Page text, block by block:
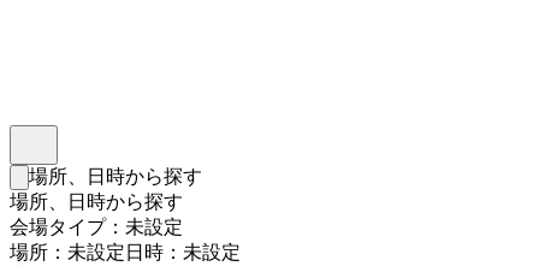
検索フォームを閉じる
場所、日時から探す
場所、日時から探す
会場タイプ：未設定
場所：未設定日時：未設定